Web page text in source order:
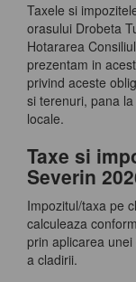
Taxele si
orasului Drobeta
Hotararea
prezentam in
privind aceste
si terenuri, pana
locale.
Taxe si
Severin
Impozitul/taxa pe
calculeaza
prin aplicarea
a cladirii.